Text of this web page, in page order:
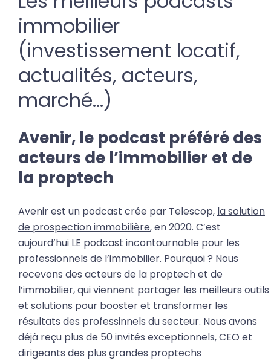
immobilier
(investissement locatif,
actualités, acteurs,
marché…)
Avenir, le podcast préféré des
acteurs de l’immobilier et de
la proptech
Avenir est un podcast crée par Telescop, la solution
de prospection immobilière, en 2020. C’est
aujourd’hui LE podcast incontournable pour les
professionnels de l’immobilier. Pourquoi ? Nous
recevons des acteurs de la proptech et de
l’immobilier, qui viennent partager les meilleurs outils
et solutions pour booster et transformer les
résultats des professinnels du secteur. Nous avons
déjà reçu plus de 50 invités exceptionnels, CEO et
dirigeants des plus grandes proptechs